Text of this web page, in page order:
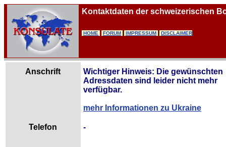
Kontaktdaten der schweizerischen
HOME FORUM IMPRESSUM DISCLAIMER
Anschrift
Wichtiger Hinweis: Die gewünschten
Adressdaten sind leider nicht mehr
verfügbar.
mehr Informationen zu Ukraine
Telefon -